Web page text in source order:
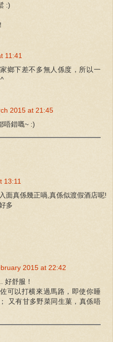
:)
11:41
鄉下差不多無人係度，所以一
2015 at 21:45
唔錯嘅~ :)
13:11
面真係幾正喎,真係似渡假酒店呢!
多
2015 at 22:42
好舒服！
可以打横來過馬路，即使你睡
又有甘多野菜同生菓，真係唔